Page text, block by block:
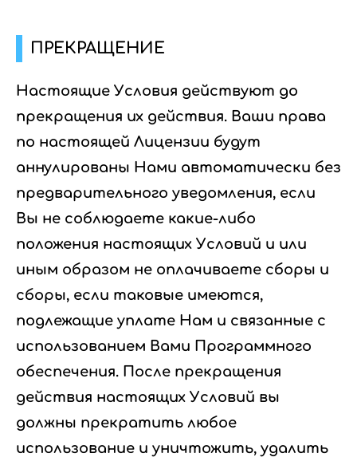
ПРЕКРАЩЕНИЕ
Настоящие Условия действуют до
прекращения их действия. Ваши права
по настоящей Лицензии будут
аннулированы Нами автоматически без
предварительного уведомления, если
Вы не соблюдаете какие-либо
положения настоящих Условий и или
иным образом не оплачиваете сборы и
сборы, если таковые имеются,
подлежащие уплате Нам и связанные с
использованием Вами Программного
обеспечения. После прекращения
действия настоящих Условий вы
должны прекратить любое
использование и уничтожить, удалить